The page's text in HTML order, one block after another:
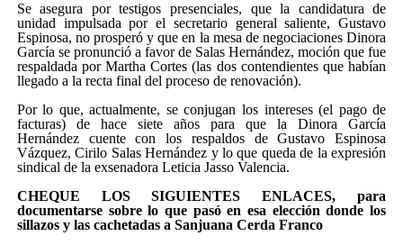
Se asegura por testigos presenciales, que la candidatura de
unidad impulsada por el secretario general saliente, Gustavo
Espinosa, no prosperó y que en la mesa de negociaciones Dinora
García se pronunció a favor de Salas Hernández, moción que fue
respaldada por Martha Cortes (las dos contendientes que habían
llegado a la recta final del proceso de renovación).
Por lo que, actualmente, se conjugan los intereses (el pago de
facturas) de hace siete años para que la Dinora García
Hernández cuente con los respaldos de Gustavo Espinosa
Vázquez, Cirilo Salas Hernández y lo que queda de la expresión
sindical de la exsenadora Leticia Jasso Valencia.
CHEQUE LOS SIGUIENTES ENLACES, para
documentarse sobre lo que pasó en esa elección donde los
sillazos y las cachetadas a Sanjuana Cerda Franco